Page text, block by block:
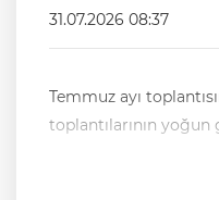
31.07.2026 08:37
Temmuz ayı